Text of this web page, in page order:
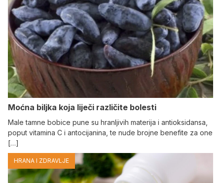
Moćna biljka koja liječi različite bolesti
Male tamne bobice pune su hranljivih materija i antioksidansa,
poput vitamina C i antocijanina, te nude brojne benefite za one
[…]
HRANA I ZDRAVLJE